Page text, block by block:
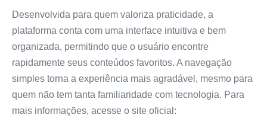
Desenvolvida para quem valoriza praticidade, a
plataforma conta com uma interface intuitiva e bem
organizada, permitindo que o usuário encontre
rapidamente seus conteúdos favoritos. A navegação
simples torna a experiência mais agradável, mesmo para
quem não tem tanta familiaridade com tecnologia. Para
mais informações, acesse o site oficial: